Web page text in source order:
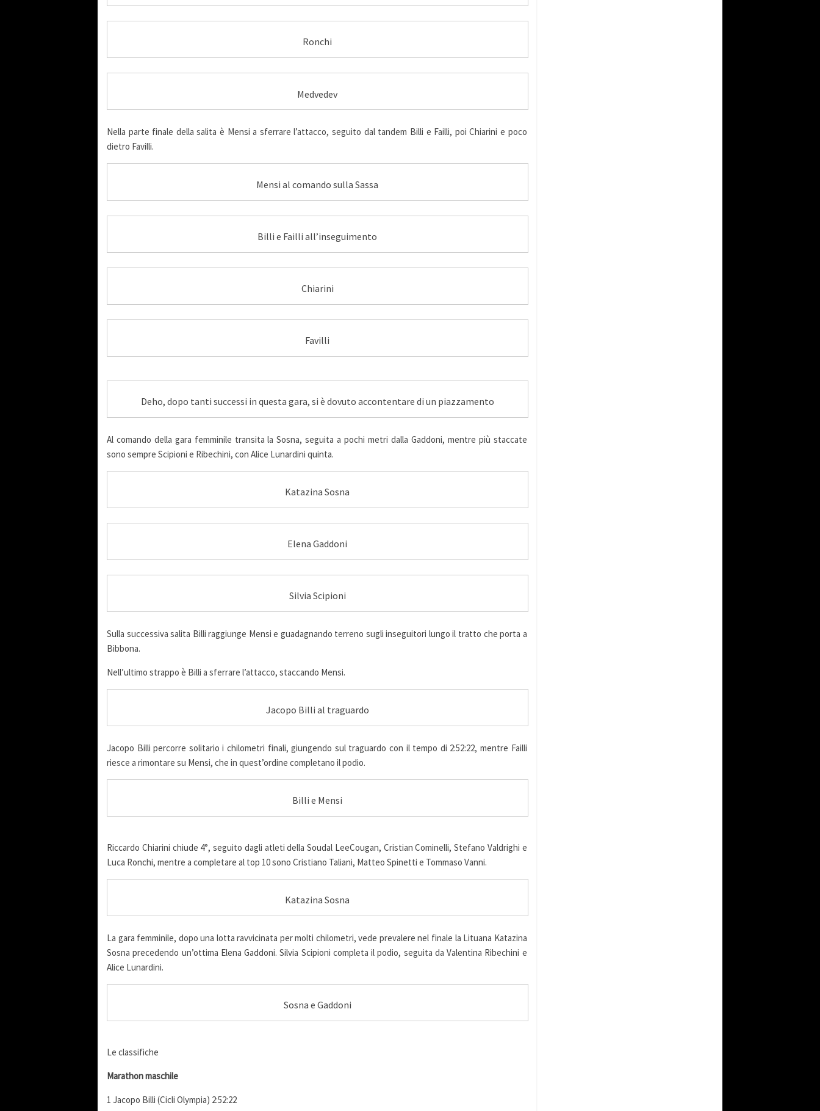
Ronchi
Medvedev
Nella parte finale della salita è Mensi a sferrare l’attacco, seguito dal tandem Billi e Failli, poi Chiarini e poco
dietro Favilli.
Mensi al comando sulla Sassa
Billi e Failli all’inseguimento
Chiarini
Favilli
Deho, dopo tanti successi in questa gara, si è dovuto accontentare di un piazzamento
Al comando della gara femminile transita la Sosna, seguita a pochi metri dalla Gaddoni, mentre più staccate
sono sempre Scipioni e Ribechini, con Alice Lunardini quinta.
Katazina Sosna
Elena Gaddoni
Silvia Scipioni
Sulla successiva salita Billi raggiunge Mensi e guadagnando terreno sugli inseguitori lungo il tratto che porta a
Bibbona.
Nell’ultimo strappo è Billi a sferrare l’attacco, staccando Mensi.
Jacopo Billi al traguardo
Jacopo Billi percorre solitario i chilometri finali, giungendo sul traguardo con il tempo di 2:52:22, mentre Failli
riesce a rimontare su Mensi, che in quest’ordine completano il podio.
Billi e Mensi
Riccardo Chiarini chiude 4°, seguito dagli atleti della Soudal LeeCougan, Cristian Cominelli, Stefano Valdrighi e
Luca Ronchi, mentre a completare al top 10 sono Cristiano Taliani, Matteo Spinetti e Tommaso Vanni.
Katazina Sosna
La gara femminile, dopo una lotta ravvicinata per molti chilometri, vede prevalere nel finale la Lituana Katazina
Sosna precedendo un’ottima Elena Gaddoni. Silvia Scipioni completa il podio, seguita da Valentina Ribechini e
Alice Lunardini.
Sosna e Gaddoni
Le classifiche
Marathon maschile
1 Jacopo Billi (Cicli Olympia) 2:52:22